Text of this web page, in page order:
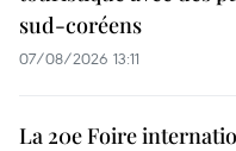
sud-coréens
07/08/2026 13:11
La 20e Foire